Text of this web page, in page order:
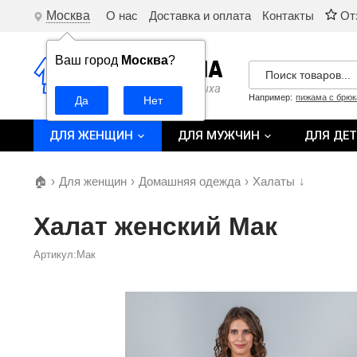
Москва
Ваш город Москва?
О нас Доставка и оплата Контакты
Например: пижама с
ДЛЯ ЖЕНЩИН ДЛЯ МУЖЧИН ДЛЯ
🏠 › Для женщин › Домашняя одежда › Халаты ↓
Халат женский Мак
Артикул:Мак